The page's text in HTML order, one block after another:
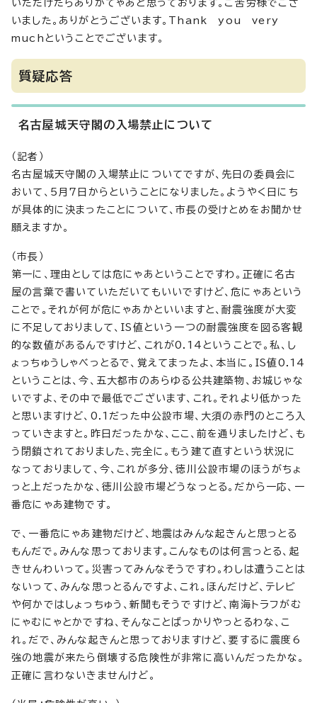
いただけたらありがてゃあと思っております。ご苦労様でござ
いました。ありがとうございます。Thank you very
muchということでございます。
質疑応答
名古屋城天守閣の入場禁止について
（記者）
名古屋城天守閣の入場禁止についてですが、先日の委員会に
おいて、5月7日からということになりました。ようやく日にち
が具体的に決まったことについて、市長の受けとめをお聞かせ
願えますか。
（市長）
第一に、理由としては危にゃあということですわ。正確に名古
屋の言葉で書いていただいてもいいですけど、危にゃあという
ことで。それが何が危にゃあかといいますと、耐震強度が大変
に不足しておりまして、IS値という一つの耐震強度を図る客観
的な数値があるんですけど、これが0.14ということで。私、し
ょっちゅうしゃべっとるで、覚えてまったよ、本当に。IS値0.14
ということは、今、五大都市のあらゆる公共建築物、お城じゃな
いですよ、その中で最低でございます、これ。それより低かった
と思いますけど、0.1だった中公設市場、大須の赤門のところ入
っていきますと。昨日だったかな、ここ、前を通りましたけど、も
う閉鎖されておりました、完全に。もう建て直すという状況に
なっておりまして、今、これが多分、徳川公設市場のほうがちょ
っと上だったかな、徳川公設市場どうなっとる。だから一応、一
番危にゃあ建物です。
で、一番危にゃあ建物だけど、地震はみんな起きんと思っとる
もんだで。みんな思っております。こんなものは何言っとる、起
きせんわいって。災害ってみんなそうですわ。わしは遭うことは
ないって、みんな思っとるんですよ、これ。ほんだけど、テレビ
や何かではしょっちゅう、新聞もそうですけど、南海トラフがむ
にゃむにゃとかですね、そんなことばっかりやっとるわな、こ
れ。だで、みんな起きんと思っておりますけど、要するに震度6
強の地震が来たら倒壊する危険性が非常に高いんだったかな。
正確に言わないきませんけど。